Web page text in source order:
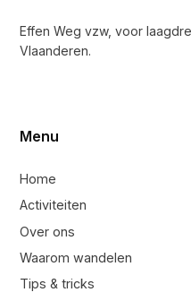
Effen Weg vzw, voor
Vlaanderen.
Menu
Home
Activiteiten
Over ons
Waarom wandelen
Tips & tricks